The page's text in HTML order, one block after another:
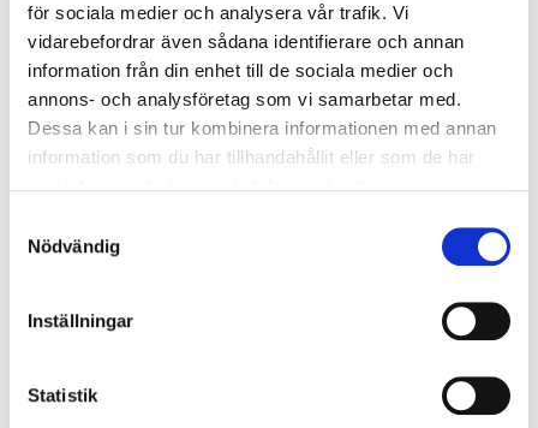
för sociala medier och analysera vår trafik. Vi
vidarebefordrar även sådana identifierare och annan
information från din enhet till de sociala medier och
annons- och analysföretag som vi samarbetar med.
Dessa kan i sin tur kombinera informationen med annan
information som du har tillhandahållit eller som de har
Nödvändig
Inställningar
Statistik
dig som kund att avgöra om det är en reklamation som
beror på ett tillverkningsfel.
Leveranskontroll